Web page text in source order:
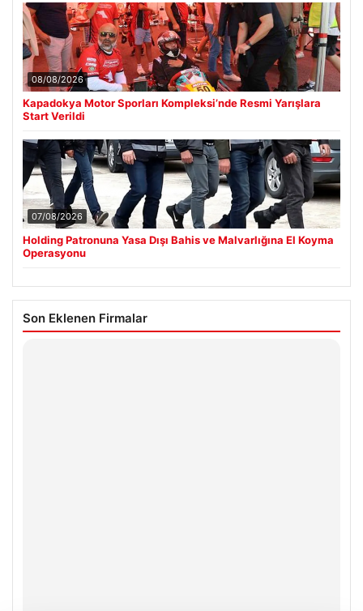
08/08/2026
Kapadokya Motor Sporları Kompleksi’nde Resmi Yarışlara
Start Verildi
07/08/2026
Holding Patronuna Yasa Dışı Bahis ve Malvarlığına El Koyma
Operasyonu
Son Eklenen Firmalar